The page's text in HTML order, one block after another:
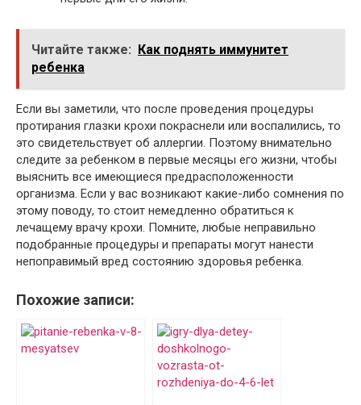
Читайте также: Как поднять иммунитет
ребенка
Если вы заметили, что после проведения процедуры
протирания глазки крохи покраснели или воспалились, то
это свидетельствует об аллергии. Поэтому внимательно
следите за ребенком в первые месяцы его жизни, чтобы
выяснить все имеющиеся предрасположенности
организма. Если у вас возникают какие-либо сомнения по
этому поводу, то стоит немедленно обратиться к
лечащему врачу крохи. Помните, любые неправильно
подобранные процедуры и препараты могут нанести
непоправимый вред состоянию здоровья ребенка.
Похожие записи: